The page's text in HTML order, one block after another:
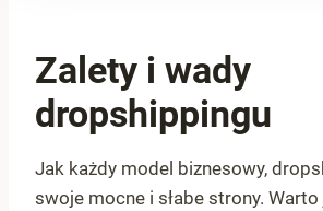
Zalety i wady
dropshippingu
Jak każdy model biznesowy,
swoje mocne i słabe strony.